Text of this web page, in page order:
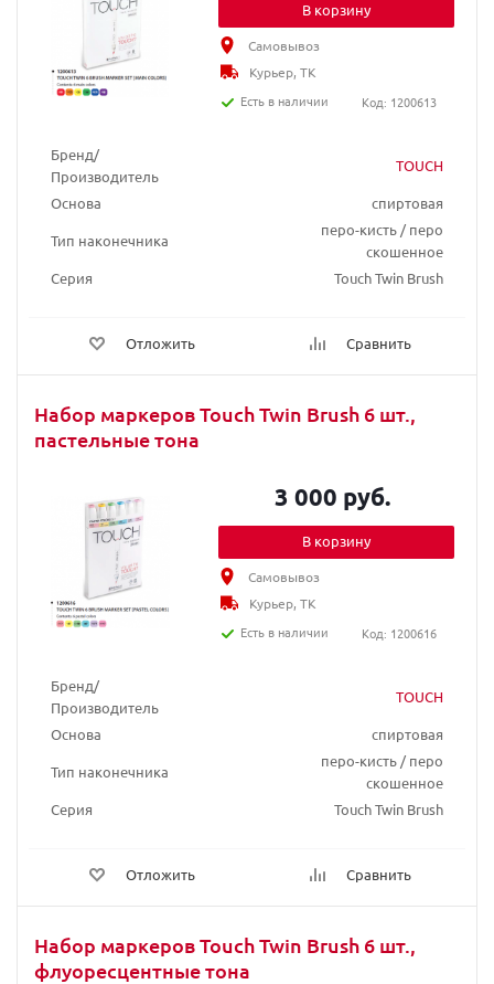
Бренд/
Производитель
TOUCH
Основа
спиртовая
Тип наконечника
перо-кисть / перо
скошенное
Серия
Touch Twin Brush
Отложить Сравнить
В корзину
Самовывоз
Курьер, ТК
Есть в наличии
Код: 1200613
Набор маркеров Touch Twin Brush 6 шт.,
пастельные тона
Бренд/
Производитель
TOUCH
Основа
спиртовая
Тип наконечника
перо-кисть / перо
скошенное
Серия
Touch Twin Brush
Отложить Сравнить
3 000 руб.
В корзину
Самовывоз
Курьер, ТК
Есть в наличии
Код: 1200616
Набор маркеров Touch Twin Brush 6 шт.,
флуоресцентные тона